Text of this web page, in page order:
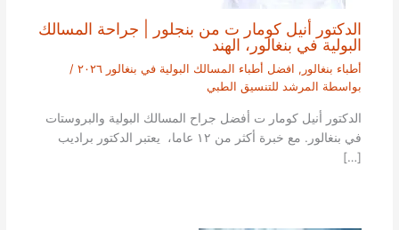
الدكتور أنيل كومار ت من بنجلور | جراحة المسالك
البولية في بنغالور، الهند
أطباء بنغالور , افضل أطباء المسالك البولية في بنغالور ٢٠٢٦
/
بواسطة المرشد للتنسيق الطبي
الدكتور أنيل كومار ت أفضل جراح المسالك البولية والبروستات
في بنغالور. مع خبرة أكثر من ١٢ عاما، يعتبر الدكتور براديب
[…]